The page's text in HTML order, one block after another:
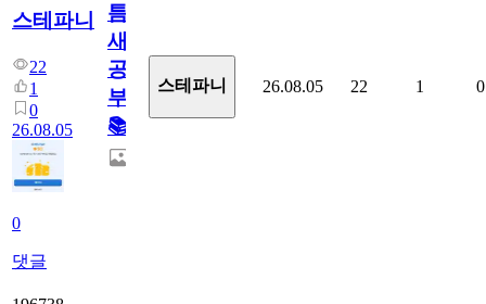
스테파니
22
1
0
26.08.05
0
댓글
틈
새
공
부!
📚
스테파니 26.08.05 22 1 0